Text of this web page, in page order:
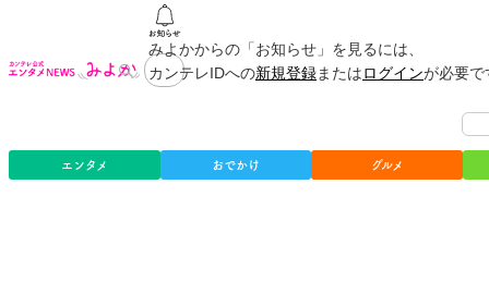
みよかからの「お知らせ」を見るには、
カンテレIDへの新規登録またはログインが必要
エンタメ おでかけ グルメ